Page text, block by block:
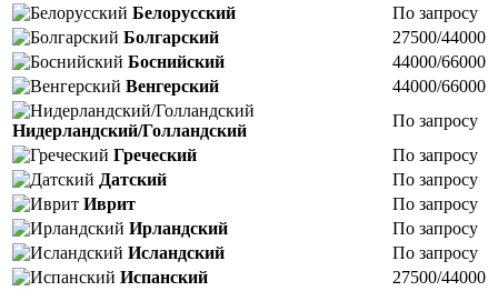
Белорусский
По запросу
Болгарский
27500/44000
Боснийский
44000/66000
Венгерский
44000/66000
Нидерландский/Голландский
По запросу
Греческий
По запросу
Датский
По запросу
Иврит
По запросу
Ирландский
По запросу
Исландский
По запросу
Испанский
27500/44000